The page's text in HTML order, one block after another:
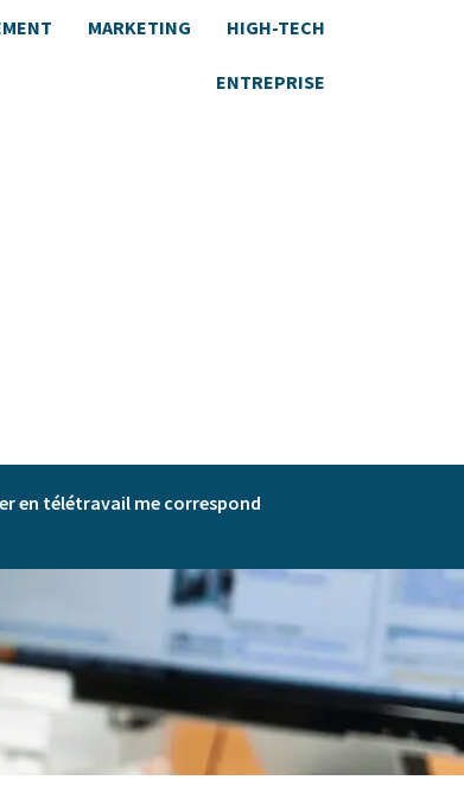
MARKETING HIGH-TECH
ENTREPRISE
en télétravail me correspond